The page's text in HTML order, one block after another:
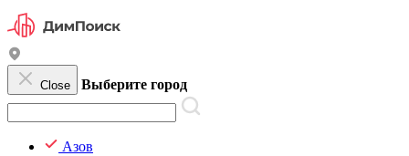
Close Выберите город
Азов